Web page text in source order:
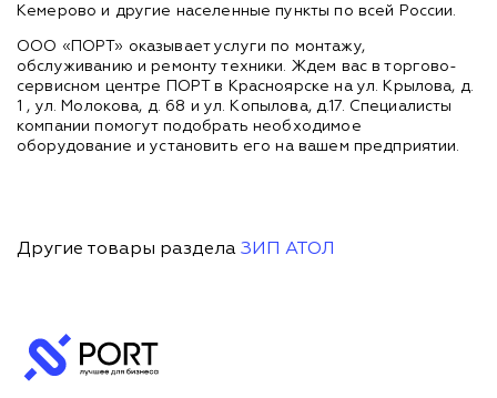
Кемерово и другие населенные пункты по всей России.
ООО «ПОРТ» оказывает услуги по монтажу,
обслуживанию и ремонту техники. Ждем вас в торгово-
сервисном центре ПОРТ в Красноярске на ул. Крылова, д.
1 , ул. Молокова, д. 68 и ул. Копылова, д.17. Специалисты
компании помогут подобрать необходимое
оборудование и установить его на вашем предприятии.
Другие товары раздела ЗИП АТОЛ